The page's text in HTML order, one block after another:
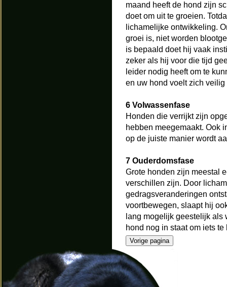
maand heeft de hond zijn
doet om uit te groeien.
lichamelijke ontwikkeling.
groei is, niet worden
is bepaald doet hij vaak
zeker als hij voor die tijd
leider nodig heeft om te
en uw hond voelt zich
6 Volwassenfase
Honden die verrijkt zijn
hebben meegemaakt. Ook
op de juiste manier wordt
7 Ouderdomsfase
Grote honden zijn meestal
verschillen zijn. Door
gedragsveranderingen
voortbewegen, slaapt hij
lang mogelijk geestelijk als
hond nog in staat om iets